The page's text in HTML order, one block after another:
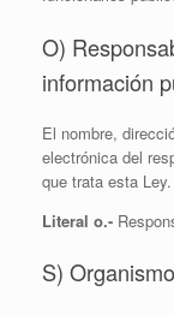
O)
información
El nombre,
electrónica del
que trata esta Ley.
Literal o.-
S)